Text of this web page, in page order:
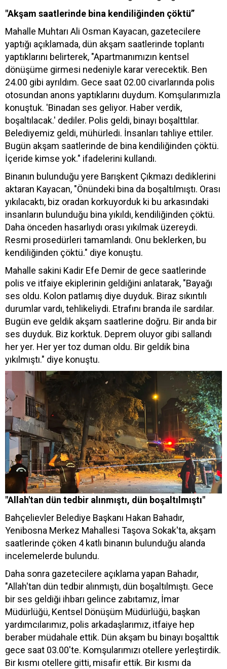
"Akşam saatlerinde bina kendiliğinden çöktü”
Mahalle Muhtarı Ali Osman Kayacan, gazetecilere
yaptığı açıklamada, dün akşam saatlerinde toplantı
yaptıklarını belirterek, "Apartmanımızın kentsel
dönüşüme girmesi nedeniyle karar verecektik. Ben
24.00 gibi ayrıldım. Gece saat 02.00 civarlarında polis
otosundan anons yaptıklarını duydum. Komşularımızla
konuştuk. 'Binadan ses geliyor. Haber verdik,
boşaltılacak.' dediler. Polis geldi, binayı boşalttılar.
Belediyemiz geldi, mühürledi. İnsanları tahliye ettiler.
Bugün akşam saatlerinde de bina kendiliğinden çöktü.
İçeride kimse yok." ifadelerini kullandı.
Binanın bulunduğu yere Barışkent Çıkmazı dediklerini
aktaran Kayacan, "Önündeki bina da boşaltılmıştı. Orası
yıkılacaktı, biz oradan korkuyorduk ki bu arkasındaki
insanların bulunduğu bina yıkıldı, kendiliğinden çöktü.
Daha önceden hasarlıydı orası yıkılmak üzereydi.
Resmi prosedürleri tamamlandı. Onu beklerken, bu
kendiliğinden çöktü." diye konuştu.
Mahalle sakini Kadir Efe Demir de gece saatlerinde
polis ve itfaiye ekiplerinin geldiğini anlatarak, "Bayağı
ses oldu. Kolon patlamış diye duyduk. Biraz sıkıntılı
durumlar vardı, tehlikeliydi. Etrafını branda ile sardılar.
Bugün eve geldik akşam saatlerine doğru. Bir anda bir
ses duyduk. Biz korktuk. Deprem oluyor gibi sallandı
her yer. Her yer toz duman oldu. Bir geldik bina
yıkılmıştı." diye konuştu.
"Allah'tan dün tedbir alınmıştı, dün boşaltılmıştı"
Bahçelievler Belediye Başkanı Hakan Bahadır,
Yenibosna Merkez Mahallesi Taşova Sokak'ta, akşam
saatlerinde çöken 4 katlı binanın bulunduğu alanda
incelemelerde bulundu.
Daha sonra gazetecilere açıklama yapan Bahadır,
"Allah'tan dün tedbir alınmıştı, dün boşaltılmıştı. Gece
bir ses geldiği ihbarı gelince zabıtamız, İmar
Müdürlüğü, Kentsel Dönüşüm Müdürlüğü, başkan
yardımcılarımız, polis arkadaşlarımız, itfaiye hep
beraber müdahale ettik. Dün akşam bu binayı boşalttık
gece saat 03.00'te. Komşularımızı otellere yerleştirdik.
Bir kısmı otellere gitti, misafir ettik. Bir kısmı da